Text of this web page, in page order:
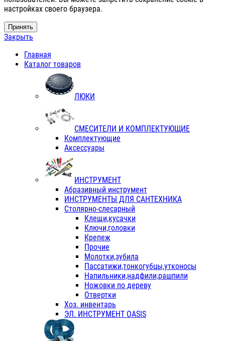
настройках своего браузера.
Принять
Закрыть
Главная
Каталог товаров
ЛЮКИ
СМЕСИТЕЛИ И КОМПЛЕКТУЮЩИЕ
Комплектующие
Аксессуары
ИНСТРУМЕНТ
Абразивный инструмент
ИНСТРУМЕНТЫ ДЛЯ САНТЕХНИКА
Столярно-слесарный
Клещи,кусачки
Ключи,головки
Крепеж
Прочие
Молотки,зубила
Пассатижи,тонкогубцы,утконосы
Напильники,надфили,рашпили
Ножовки по дереву
Отвертки
Хоз. инвентарь
ЭЛ. ИНСТРУМЕНТ OASIS